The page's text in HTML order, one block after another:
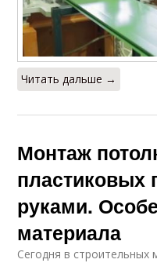
Читать дальше →
Монтаж
пластиковых
руками.
материала
Сегодня в строительных